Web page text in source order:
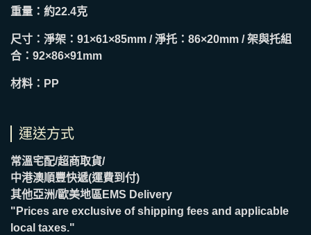
重量：約22.4克
尺寸：淨架：91×61×85mm / 淨托：86×20mm / 架與托組
合：92×86×91mm
材料：PP
運送方式
常溫宅配/超商取貨/
中港澳順豐快遞(運費到付)
其他亞洲/歐美地區EMS Delivery
"Prices are exclusive of shipping fees and applicable
local taxes."